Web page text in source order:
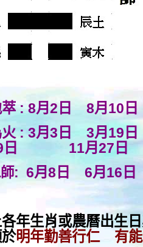
萃 : 8月2日 8月10
火 : 3月3日 3月
日 11月27日
: 6月8日 6月16
各年生肖或農曆出
明年勤善行仁 有